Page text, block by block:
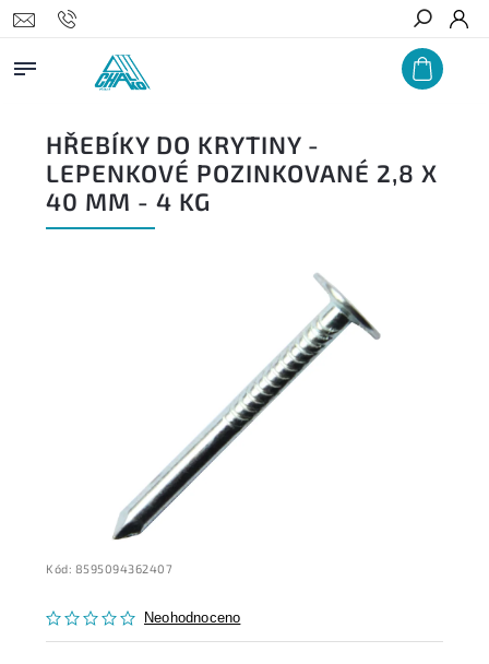
Hledat
HŘEBÍKY DO KRYTINY -
LEPENKOVÉ POZINKOVANÉ 2,8 X
40 MM - 4 KG
Kód: 8595094362407
Neohodnoceno